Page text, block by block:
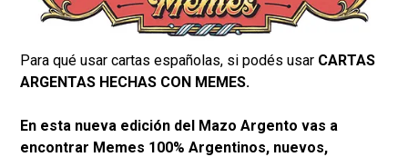
Para qué usar cartas españolas, si podés usar CARTAS
ARGENTAS HECHAS CON MEMES.​
En esta nueva edición del Mazo Argento vas a
encontrar Memes 100% Argentinos, nuevos,